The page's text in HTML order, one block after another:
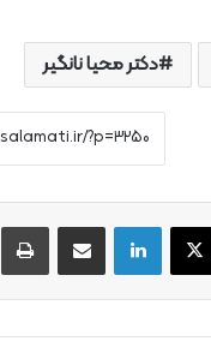
دکتر محیا نانگیر
لینکدین از طریق ایمیل به اشتراک بگذارید